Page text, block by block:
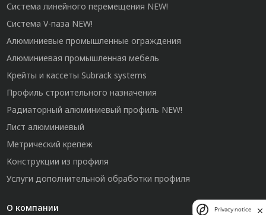
Система линейного перемещения NEW!
Система V-паза NEW!
Алюминиевые промышленные ограждения
Алюминиевая промышленная мебель
Крейты и кассеты Subrack systems
Профиль строительного назначения
Радиаторный алюминиевый профиль NEW!
Лист алюминиевый
Метрический крепеж
Конструкции из профиля
Услуги дополнительной обработки профиля
О компании Privacy notice